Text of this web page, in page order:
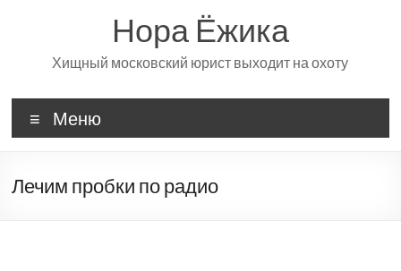
Нора Ёжика
Хищный московский юрист выходит на охоту
Меню
Лечим пробки по радио